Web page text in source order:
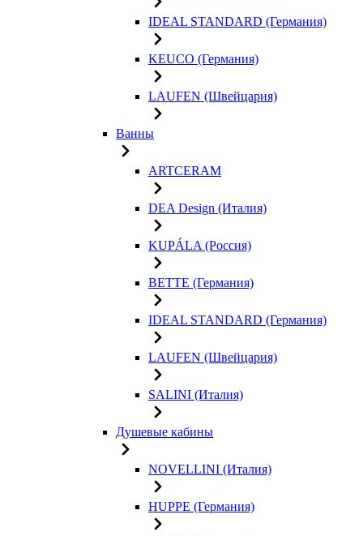
IDEAL STANDARD (Германия)
KEUCO (Германия)
LAUFEN (Швейцария)
Ванны
ARTCERAM
DEA Design (Италия)
KUPÁLA (Россия)
BETTE (Германия)
IDEAL STANDARD (Германия)
LAUFEN (Швейцария)
SALINI (Италия)
Душевые кабины
NOVELLINI (Италия)
HUPPE (Германия)